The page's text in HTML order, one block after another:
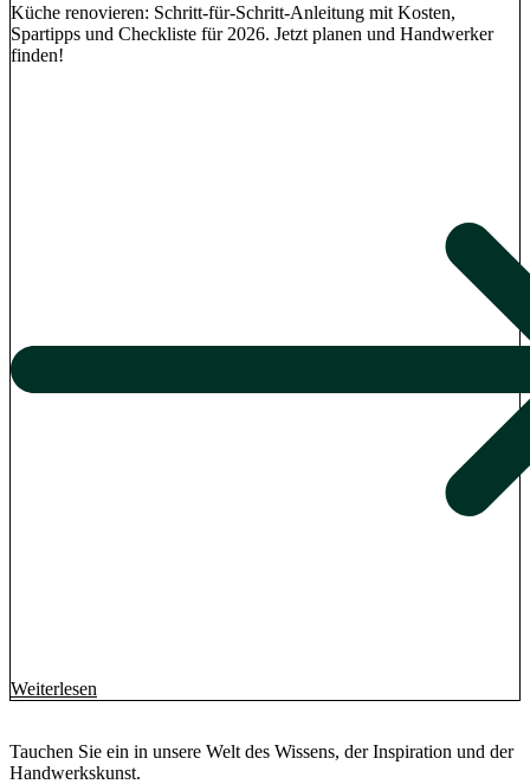
Küche renovieren: Schritt-für-Schritt-Anleitung mit Kosten,
Spartipps und Checkliste für 2026. Jetzt planen und Handwerker
finden!
Weiterlesen
Tauchen Sie ein in unsere Welt des Wissens, der Inspiration und der
Handwerkskunst.